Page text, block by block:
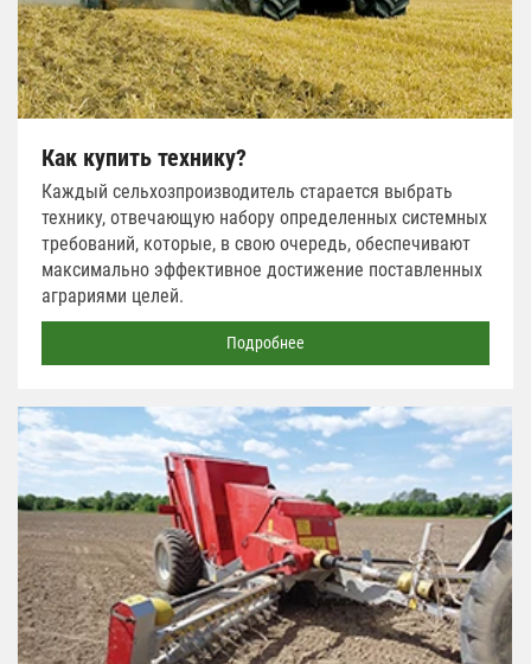
Как купить технику?
Каждый сельхозпроизводитель старается выбрать
технику, отвечающую набору определенных системных
требований, которые, в свою очередь, обеспечивают
максимально эффективное достижение поставленных
аграриями целей.
Подробнее